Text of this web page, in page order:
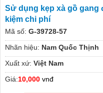
Sử dụng kẹp xà gồ gang
kiệm chi phí
Mã số: G-39728-57
Nhãn hiệu: Nam Quốc Thịnh
Xuất xứ: Việt Nam
Giá:10,000 vnđ